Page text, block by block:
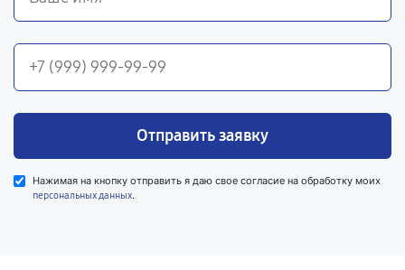
Отправить заявку
Нажимая на кнопку отправить я даю свое согласие на обработку моих
персональных данных.